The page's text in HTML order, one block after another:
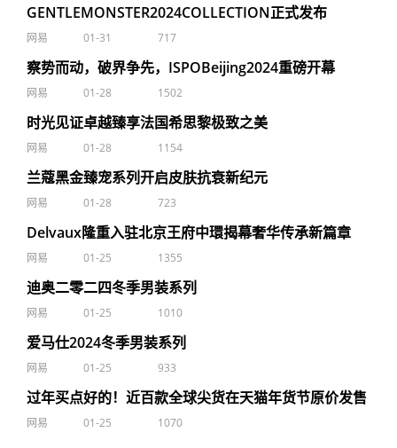
GENTLEMONSTER2024COLLECTION正式发布
网易 01-31 717
察势而动，破界争先，ISPOBeijing2024重磅开幕
网易 01-28 1502
时光见证卓越臻享法国希思黎极致之美
网易 01-28 1154
兰蔻黑金臻宠系列开启皮肤抗衰新纪元
网易 01-28 723
Delvaux隆重入驻北京王府中環揭幕奢华传承新篇章
网易 01-25 1355
迪奥二零二四冬季男装系列
网易 01-25 1010
爱马仕2024冬季男装系列
网易 01-25 933
过年买点好的！近百款全球尖货在天猫年货节原价发售
网易 01-25 1070